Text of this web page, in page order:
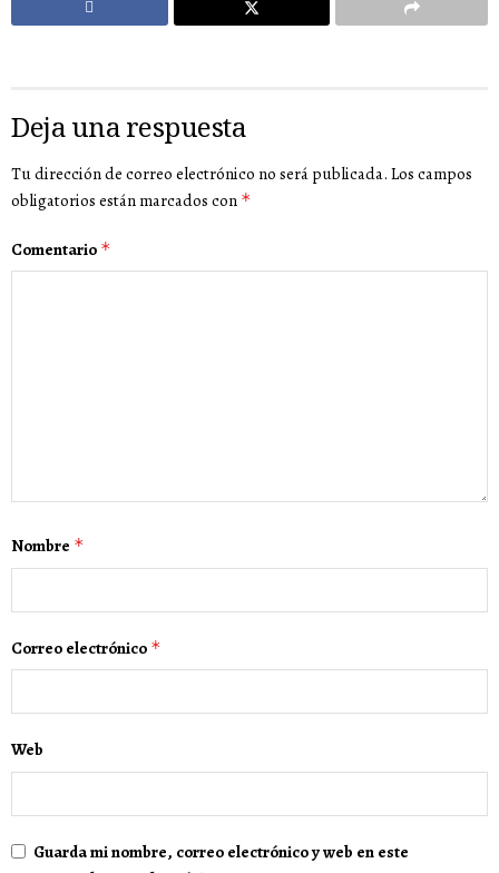
Deja una respuesta
Tu dirección de correo electrónico no será publicada. Los campos
obligatorios están marcados con *
Comentario *
Nombre *
Correo electrónico *
Web
Guarda mi nombre, correo electrónico y web en este